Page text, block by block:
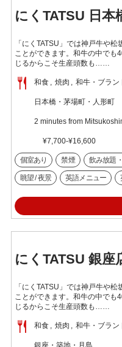
にくTATSU 日本
「にくTATSU」では神戸牛や
ことができます。和牛の中でも
じるからこそ生産頭数も……
和食 焼肉 和牛・ブラン
日本橋・茅場町・人形町
2 minutes from
¥7,700-¥16,600
個室あり 禁煙 飲み放題
眺望 / 夜景 英語メニュー
にくTATSU 銀座
「にくTATSU」では神戸牛や
ことができます。和牛の中でも
じるからこそ生産頭数も……
和食 焼肉 和牛・ブラン
銀座・築地・月島